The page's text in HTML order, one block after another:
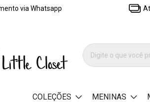
via Whatsapp
COLEÇÕES MENINAS